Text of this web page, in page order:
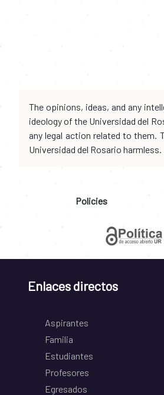
The opinions, ideas, and any
ideology of the Universidad del
any legal action related to them.
Universidad del Rosario harmless.
Policies
Enlaces directos
Aspirantes
Familia
Estudiantes
Profesores
Egresados